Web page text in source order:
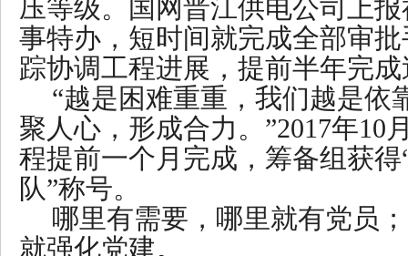
压等级。国网晋江供电公司上
事特办，短时间就完成全部审
踪协调工程进展，提前半年完
“越是困难重重，我们越是依
聚人心，形成合力。”2017年10
程提前一个月完成，筹备组获
队”称号。
哪里有需要，哪里就有党员
就强化党建。